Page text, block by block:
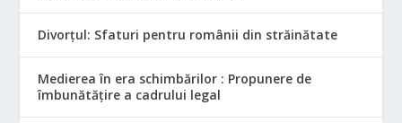
Divorțul: Sfaturi pentru românii din străinătate
Medierea în era schimbărilor : Propunere de
îmbunătățire a cadrului legal